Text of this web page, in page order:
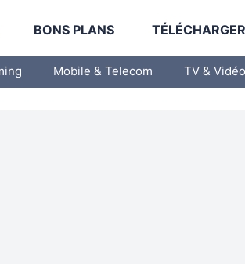
BONS PLANS
Mobile & Telecom TV & Vidéo